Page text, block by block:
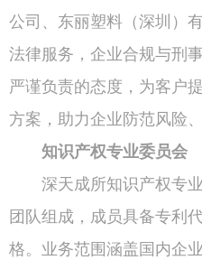
公司、东丽塑料（深圳）
法律服务，企业合规与刑
严谨负责的态度，为客户
方案，助力企业防范风险
知识产权专业委员会
深天成所知识产权专
团队组成，成员具备专利
格。业务范围涵盖国内企